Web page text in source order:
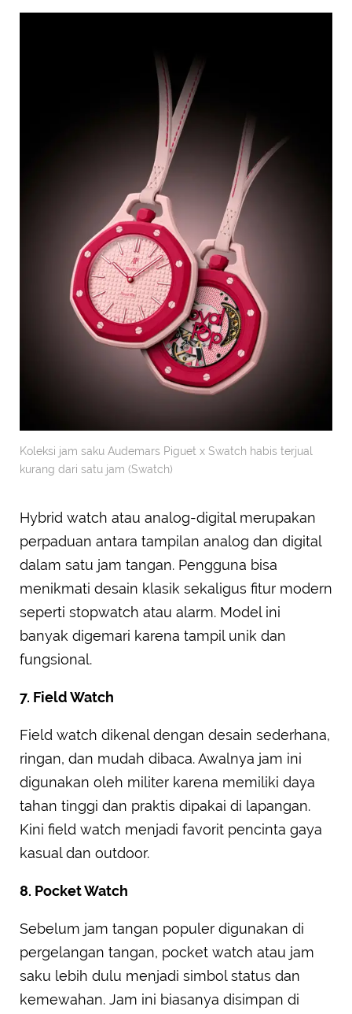
Koleksi jam saku Audemars Piguet x Swatch habis terjual
kurang dari satu jam (Swatch)
Hybrid watch atau analog-digital merupakan
perpaduan antara tampilan analog dan digital
dalam satu jam tangan. Pengguna bisa
menikmati desain klasik sekaligus fitur modern
seperti stopwatch atau alarm. Model ini
banyak digemari karena tampil unik dan
fungsional.
7. Field Watch
Field watch dikenal dengan desain sederhana,
ringan, dan mudah dibaca. Awalnya jam ini
digunakan oleh militer karena memiliki daya
tahan tinggi dan praktis dipakai di lapangan.
Kini field watch menjadi favorit pencinta gaya
kasual dan outdoor.
8. Pocket Watch
Sebelum jam tangan populer digunakan di
pergelangan tangan, pocket watch atau jam
saku lebih dulu menjadi simbol status dan
kemewahan. Jam ini biasanya disimpan di